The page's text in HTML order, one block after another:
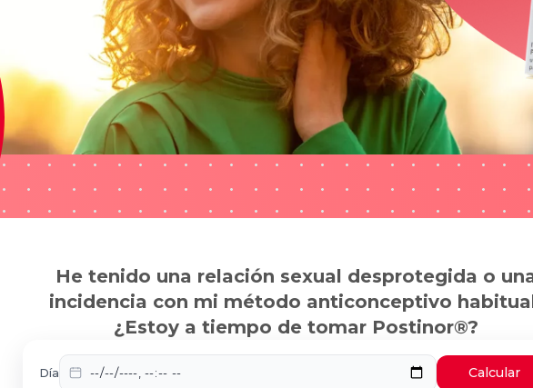
He tenido una relación sexual desprotegida o
incidencia con mi método anticonceptivo
¿Estoy a tiempo de tomar Postinor®?
Día Calcular